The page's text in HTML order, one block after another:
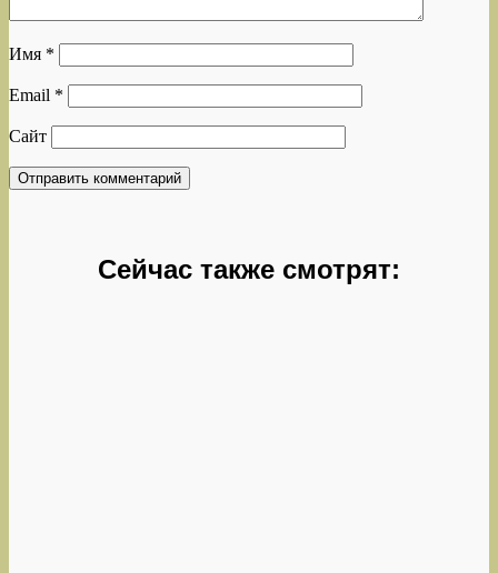
Имя *
Email *
Сайт
Сейчас также смотрят: